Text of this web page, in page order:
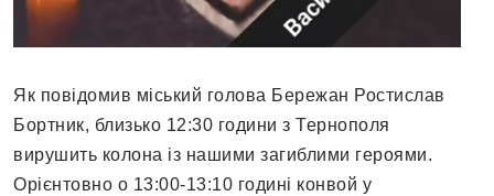
Як повідомив міський голова Бережан Ростислав
Бортник, близько 12:30 години з Тернополя
вирушить колона із нашими загиблими героями.
Орієнтовно о 13:00-13:10 годині конвой у